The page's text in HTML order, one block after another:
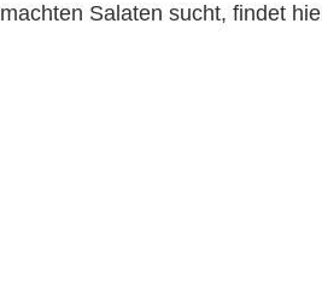
Salaten sucht, findet